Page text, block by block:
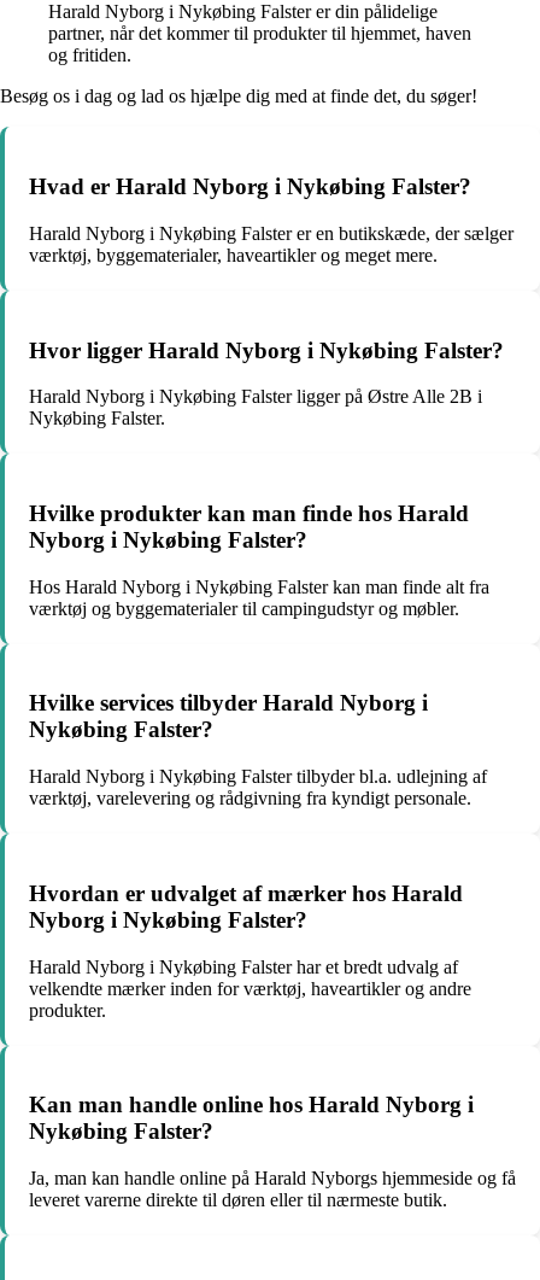
Harald Nyborg i Nykøbing Falster er din pålidelige
partner, når det kommer til produkter til hjemmet, haven
og fritiden.
Besøg os i dag og lad os hjælpe dig med at finde det, du søger!
Hvad er Harald Nyborg i Nykøbing Falster?
Harald Nyborg i Nykøbing Falster er en butikskæde, der sælger
værktøj, byggematerialer, haveartikler og meget mere.
Hvor ligger Harald Nyborg i Nykøbing Falster?
Harald Nyborg i Nykøbing Falster ligger på Østre Alle 2B i
Nykøbing Falster.
Hvilke produkter kan man finde hos Harald
Nyborg i Nykøbing Falster?
Hos Harald Nyborg i Nykøbing Falster kan man finde alt fra
værktøj og byggematerialer til campingudstyr og møbler.
Hvilke services tilbyder Harald Nyborg i
Nykøbing Falster?
Harald Nyborg i Nykøbing Falster tilbyder bl.a. udlejning af
værktøj, varelevering og rådgivning fra kyndigt personale.
Hvordan er udvalget af mærker hos Harald
Nyborg i Nykøbing Falster?
Harald Nyborg i Nykøbing Falster har et bredt udvalg af
velkendte mærker inden for værktøj, haveartikler og andre
produkter.
Kan man handle online hos Harald Nyborg i
Nykøbing Falster?
Ja, man kan handle online på Harald Nyborgs hjemmeside og få
leveret varerne direkte til døren eller til nærmeste butik.